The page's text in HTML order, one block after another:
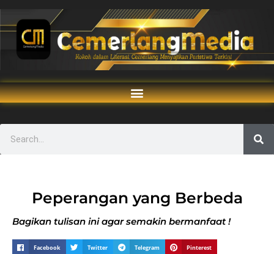
Peperangan yang Berbeda
Bagikan tulisan ini agar semakin bermanfaat !
Facebook Twitter Telegram Pinterest